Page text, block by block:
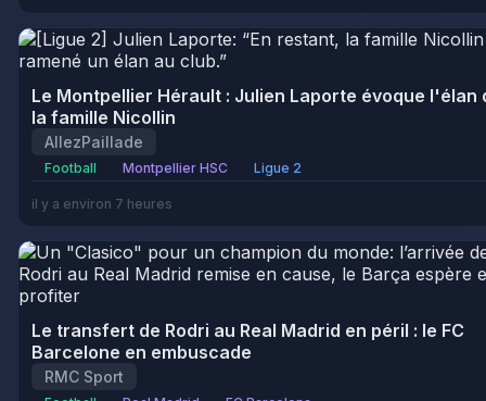
Le Montpellier Hérault : Julien Laporte évoque l'élan
la famille Nicollin
AllezPaillade
Football Montpellier HSC Ligue 2
il y a environ 7 heures
Le transfert de Rodri au Real Madrid en péril : le FC
Barcelone en embuscade
RMC Sport